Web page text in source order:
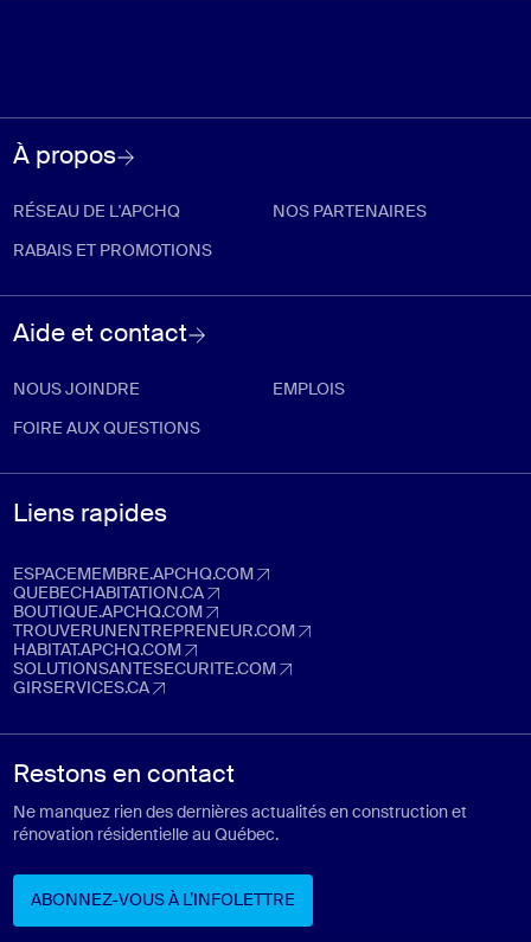
À propos
RÉSEAU DE L'APCHQ NOS PARTENAIRES
RABAIS ET PROMOTIONS
Aide et contact
NOUS JOINDRE EMPLOIS
FOIRE AUX QUESTIONS
Liens rapides
ESPACEMEMBRE.APCHQ.COM
espacemembre.apchq.com (Ouvre dans un nouvel onglet)
QUEBECHABITATION.CA
quebechabitation.ca (Ouvre dans un nouvel onglet)
BOUTIQUE.APCHQ.COM
boutique.apchq.com (Ouvre dans un nouvel onglet)
TROUVERUNENTREPRENEUR.COM
trouverunentrepreneur.com (Ouvre dans un nouvel onglet)
HABITAT.APCHQ.COM
habitat.apchq.com (Ouvre dans un nouvel onglet)
SOLUTIONSANTESECURITE.COM
solutionsantesecurite.com (Ouvre dans un nouvel onglet)
GIRSERVICES.CA
Restons en contact
Ne manquez rien des dernières actualités en construction et
rénovation résidentielle au Québec.
ABONNEZ-VOUS À L’INFOLETTRE